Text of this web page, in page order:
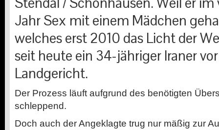
Jahr Sex mit einem Mädchen
welches erst 2010 das Licht der
seit heute ein 34-jähriger Iraner
Landgericht.
Der Prozess läuft aufgrund des benötigten
schleppend.
Doch auch der Angeklagte trug nur mäßig zur